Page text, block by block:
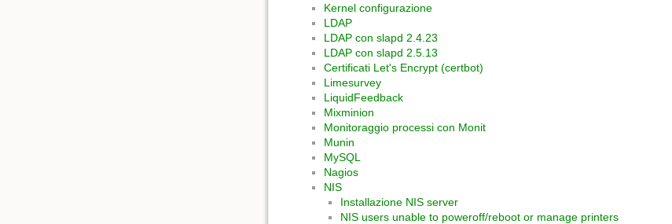
Kernel configurazione
LDAP
LDAP con slapd 2.4.23
LDAP con slapd 2.5.13
Certificati Let's Encrypt (certbot)
Limesurvey
LiquidFeedback
Mixminion
Monitoraggio processi con Monit
Munin
MySQL
Nagios
NIS
Installazione NIS server
NIS users unable to poweroff/reboot or manage printers